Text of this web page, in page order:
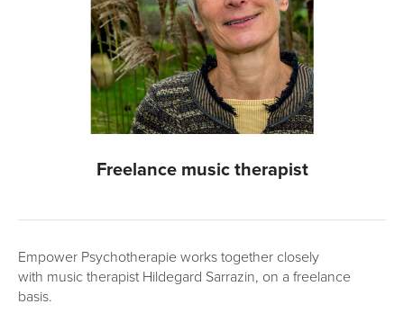
Freelance music therapist
Empower Psychotherapie works together closely
with music therapist Hildegard Sarrazin, on a freelance
basis.